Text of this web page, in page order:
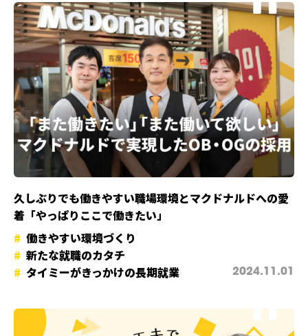
久しぶりでも働きやすい職場環境とマクドナルドへの愛
着「やっぱりここで働きたい」
働きやすい環境づくり
新たな就職のカタチ
タイミーがきっかけの長期就業
2024.11.01